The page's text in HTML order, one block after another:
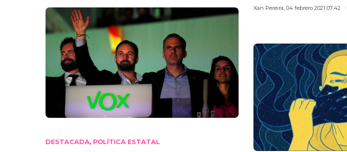
Xan Pereira, 04 febrero 2021 07:42
DESTACADA, POLÍTICA ESTATAL